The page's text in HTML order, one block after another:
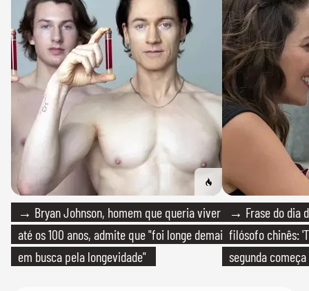
→ Bryan Johnson, homem que queria viver
até os 100 anos, admite que "foi longe demais
em busca pela longevidade"
→ Frase do dia
filósofo chinês:
segunda